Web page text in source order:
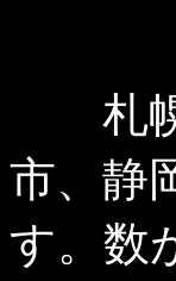
札幌
市、静
す。数